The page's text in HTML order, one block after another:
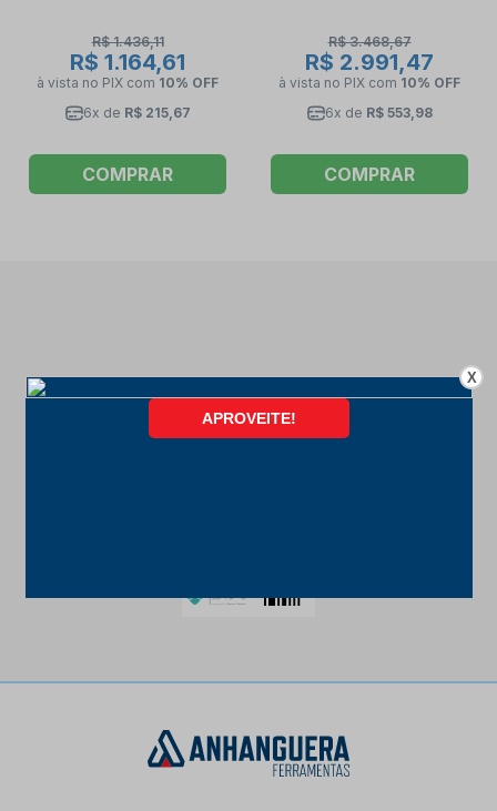
R$ 1.436,11
R$ 1.164,61
à vista no PIX com 10% OFF
6x de R$ 215,67
COMPRAR
R$ 3.468,67
R$ 2.991,47
à vista no PIX com 10% OFF
6x de R$ 553,98
COMPRAR
X